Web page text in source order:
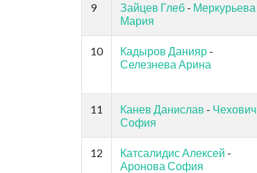
9 Зайцев Глеб - Меркурьева
Мария
10 Кадыров Данияр -
Селезнева Арина
11 Канев Данислав - Чехович
София
12 Катсалидис Алексей -
Аронова София